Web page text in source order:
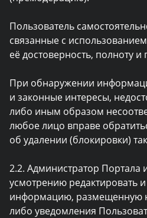
Пользователь
связанные с
её достоверность, полноту и
При обнаружении
и законные интересы,
либо иным образом
любое лицо вправе
об удалении (блокировки)
2.2. Администратор Портала
усмотрению редактировать
информацию, размещенную
либо уведомления